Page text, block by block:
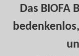
Das BIOFA